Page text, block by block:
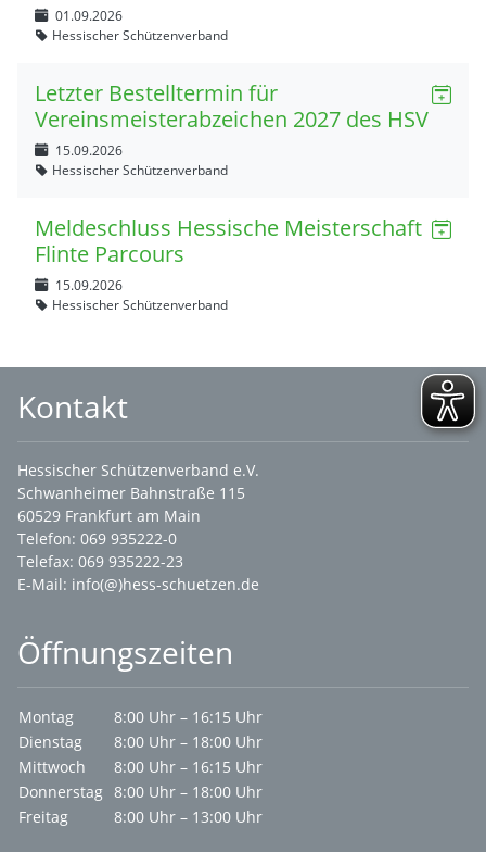
01.09.2026
Hessischer Schützenverband
Letzter Bestelltermin für
Vereinsmeisterabzeichen 2027 des HSV
15.09.2026
Hessischer Schützenverband
Meldeschluss Hessische Meisterschaft
Flinte Parcours
15.09.2026
Hessischer Schützenverband
Kontakt
Hessischer Schützenverband e.V.
Schwanheimer Bahnstraße 115
60529 Frankfurt am Main
Telefon: 069 935222-0
Telefax: 069 935222-23
E-Mail: info(@)hess-schuetzen.de
Öffnungszeiten
Montag
8:00 Uhr – 16:15 Uhr
Dienstag
8:00 Uhr – 18:00 Uhr
Mittwoch
8:00 Uhr – 16:15 Uhr
Donnerstag 8:00 Uhr – 18:00 Uhr
Freitag
8:00 Uhr – 13:00 Uhr